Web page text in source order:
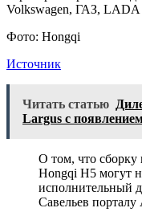
Volkswagen, ГАЗ, LADA
Фото: Hongqi
Источник
Читать статью
Largus с
О том, что сборку
Hongqi H5 могут
исполнительный
Савельев